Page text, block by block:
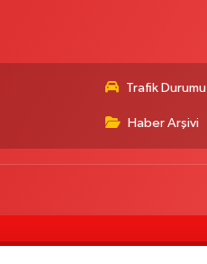
Trafik Durumu
Haber Arşivi